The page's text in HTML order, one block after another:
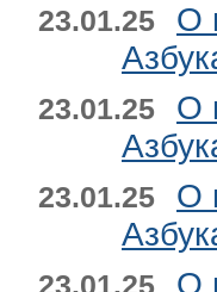
23.01.25
О
23.01.25
О
23.01.25
О
23.01.25
О